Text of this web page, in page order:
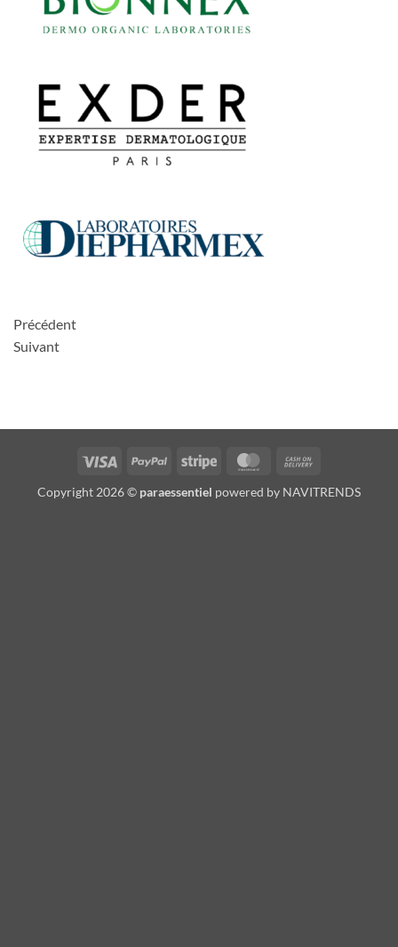
Précédent
Suivant
Visa PayPal Stripe MasterCard
Delivery
Copyright 2026 © paraessentiel powered by NAVITRENDS